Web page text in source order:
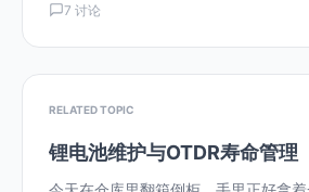
7 讨论
RELATED TOPIC
锂电池维护与OTDR寿命管理